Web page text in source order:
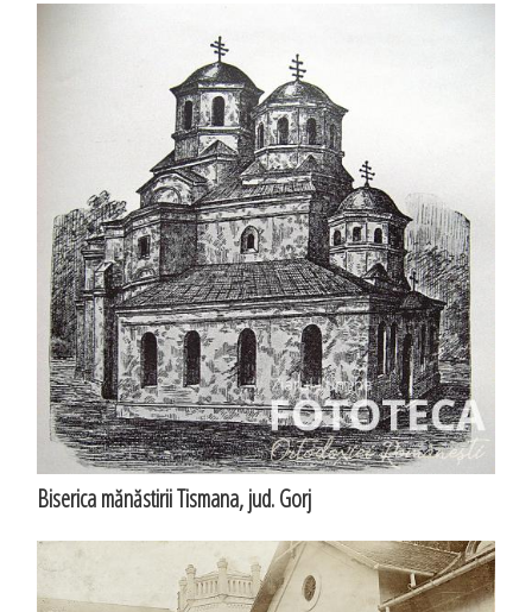
Biserica mănăstirii Tismana, jud. Gorj